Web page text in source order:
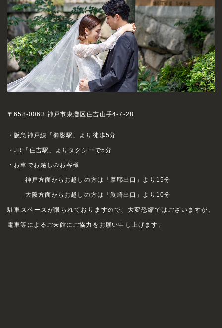
〒658-0063 神戸市東灘区住吉山手4-7-28
・阪急神戸線「御影駅」より徒歩5分
・JR「住吉駅」よりタクシーで5分
・お車でお越しのお客様
- 神戸方面からお越しの方は「摩耶出口」より15分
- 大阪方面からお越しの方は「魚崎出口」より10分
駐車スペースが限られておりますので、大変恐縮ではございますが、
電車等によるご来館にご協力をお願い申し上げます。